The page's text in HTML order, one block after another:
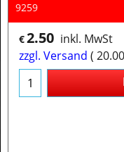
9259
€2.50 inkl. MwSt
zzgl. Versand
20.00